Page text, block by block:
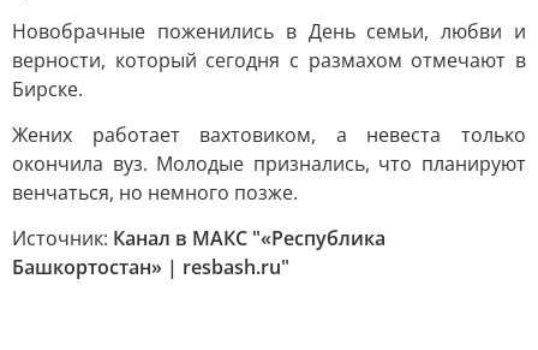
Новобрачные поженились в День семьи, любви и
верности, который сегодня с размахом отмечают в
Бирске.
Жених работает вахтовиком, а невеста только
окончила вуз. Молодые признались, что планируют
венчаться, но немного позже.
Источник: Канал в МАКС "«Республика
Башкортостан» | resbash.ru"